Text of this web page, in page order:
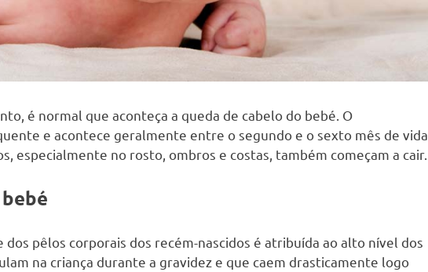
é normal que aconteça a queda de cabelo do bebé. O
e acontece geralmente entre o segundo e o sexto mês de vida.
especialmente no rosto, ombros e costas, também começam a cair.
dos pêlos corporais dos recém-nascidos é atribuída ao alto nível dos
na criança durante a gravidez e que caem drasticamente logo